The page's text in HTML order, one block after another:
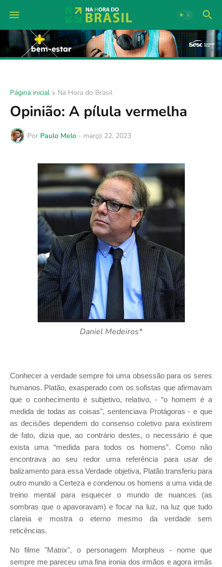
Página inicial Na Hora do Brasil
Opinião: A pílula vermelha
Por Paulo Melo - março 22, 2023
Daniel Medeiros*
Conhecer a verdade sempre foi uma obsessão para os seres
humanos. Platão, exasperado com os sofistas que afirmavam
que o conhecimento é subjetivo, relativo, - “o homem é a
medida de todas as coisas", sentenciava Protágoras - e que
as decisões dependem do consenso coletivo para existirem
de fato, dizia que, ao contrário destes, o necessário é que
exista uma “medida para todos os homens”. Como não
encontrava ao seu redor uma referência para usar de
balizamento para essa Verdade objetiva, Platão transferiu para
outro mundo a Certeza e condenou os homens a uma vida de
treino mental para esquecer o mundo de nuances (as
sombras que o apavoravam) e focar na luz, na luz que tudo
clareia e mostra o eterno mesmo da verdade sem
reticências.
No filme "Matrix", o personagem Morpheus - nome que
sempre me pareceu uma fina ironia dos irmãos e agora irmãs